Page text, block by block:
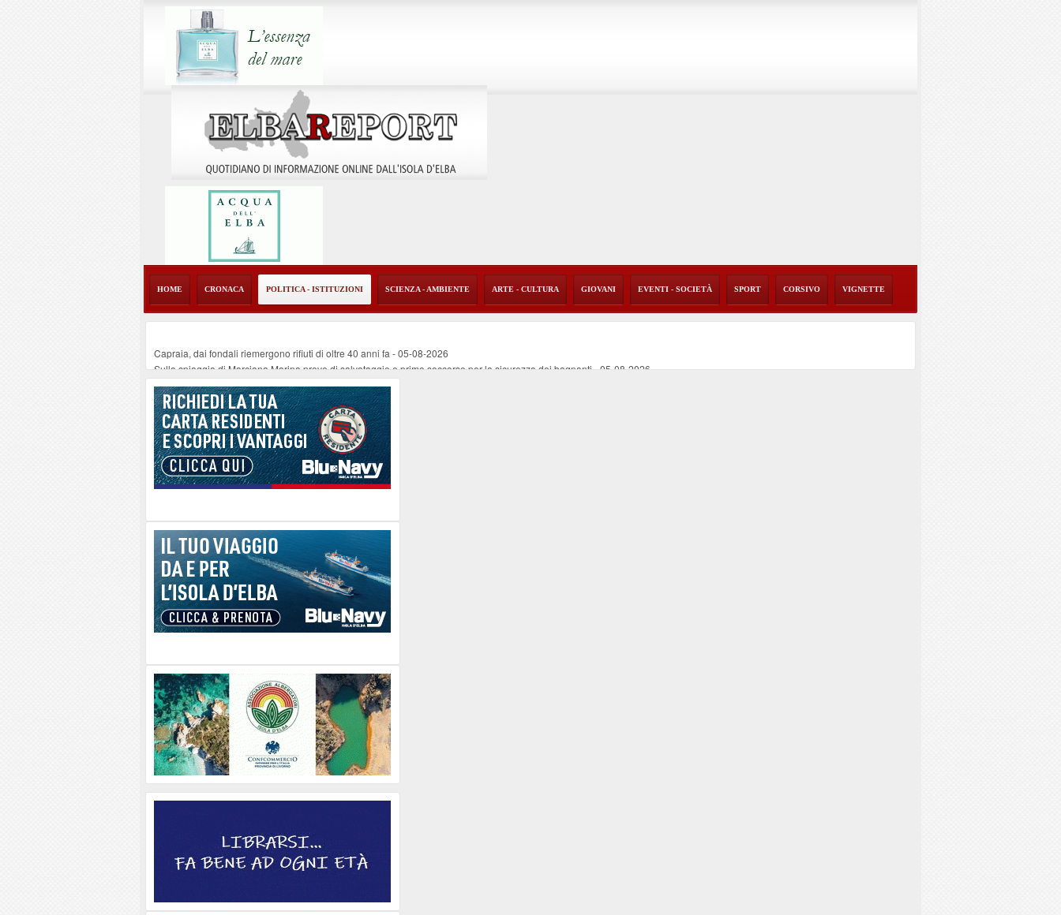
HOME CRONACA POLITICA - ISTITUZIONI SCIENZA - AMBIENTE ARTE - CULTURA GIOVANI EVENTI - SOCIETÀ SPORT CORSIVO VIGNETTE
Capraia, dai fondali riemergono rifiuti di oltre 40 anni fa -05-08-2026
Sulla spiaggia di Marciana Marina prove di salvataggio e primo soccorso per la sicurezza dei bagnanti-05-08-2026
Rotta Elba–Bali: il viaggio impossibile di Moira Lena Tassi approda al Museo Bolano
Il 9 e 11 agosto, due passeggiate alla scoperta di chiese, santi, antichi vigneti e mulini
Danilo Casali, marinaio decorato dell’Elba e la straordinaria traversata con la nave “Pietro Orseolo”